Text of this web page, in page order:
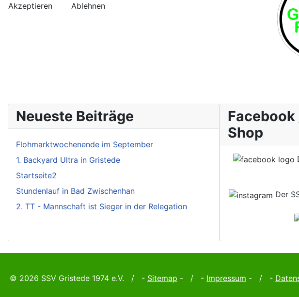
Neueste Beiträge
Flohmarktwochenende im September
1. Backyard Ultra in Gristede
Startseite2
Stundenlauf in Bad Zwischenhan
2. TT - Mannschaft ist Sieger in der Relegation
Shop
Der
© 2026 SSV Gristede 1974 e.V. / - Sitemap - / - Impressum - / -
Akzeptieren Ablehnen